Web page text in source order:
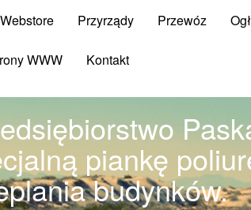
Webstore Przyrządy Przewóz
WWW Kontakt
piankę
budynków.